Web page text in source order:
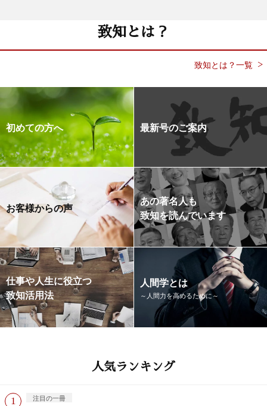
致知とは？
致知とは？一覧
初めての方へ 最新号のご案内
お客様からの声
あの著名人も
致知を読んでいます
仕事や人生に役立つ
致知活用法
人間学とは
～人間力を高めるために～
人気ランキング
注目の一冊